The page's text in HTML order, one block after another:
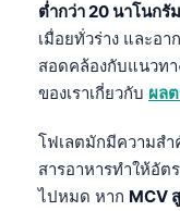
ต่ำกว่า 20 นาโนกรั
เมื่อยทั่วร่าง และอ
สอดคล้องกับแนวท
ของเราเกี่ยวกับ ผล
โฟเลตมักมีความสำ
สารอาหารทำให้อั
ไปหมด หาก MCV